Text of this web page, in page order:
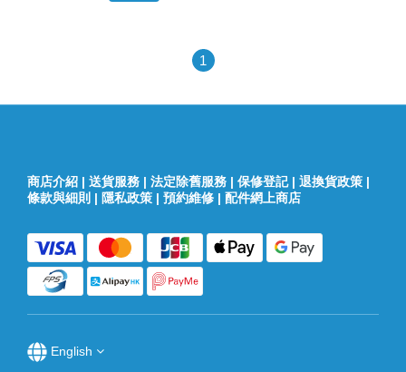
1
商店介紹 | 送貨服務 | 法定除舊服務 | 保修登記| 退換貨政策 |
條款與細則 | 隱私政策 | 預約維修 | 配件網上商店
English